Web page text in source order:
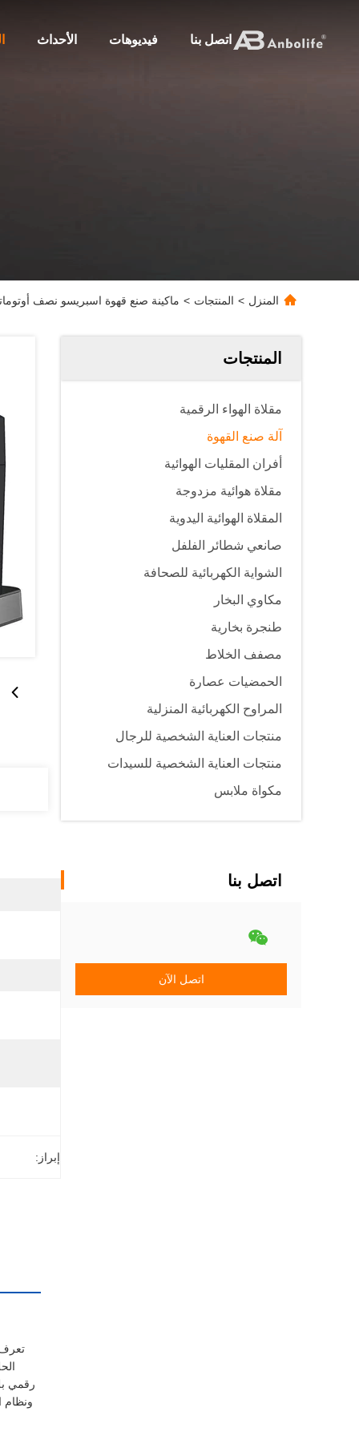
الأحداث فيديوهات اتصل بنا
المنزل > المنتجات > ماكينة صنع قهوة اسبريسو نصف
المنتجات
مقلاة الهواء الرقمية
آلة صنع القهوة
أفران المقليات الهوائية
مقلاة هوائية مزدوجة
المقلاة الهوائية اليدوية
صانعي شطائر الفلفل
الشواية الكهربائية للصحافة
مكاوي البخار
طنجرة بخارية
مصفف الخلاط
الحمضيات عصارة
المراوح الكهربائية المنزلية
منتجات العناية الشخصية للرجال
منتجات العناية الشخصية للسيدات
مكواة ملابس
اتصل بنا
اتصل الآن
إبراز:
ونظام